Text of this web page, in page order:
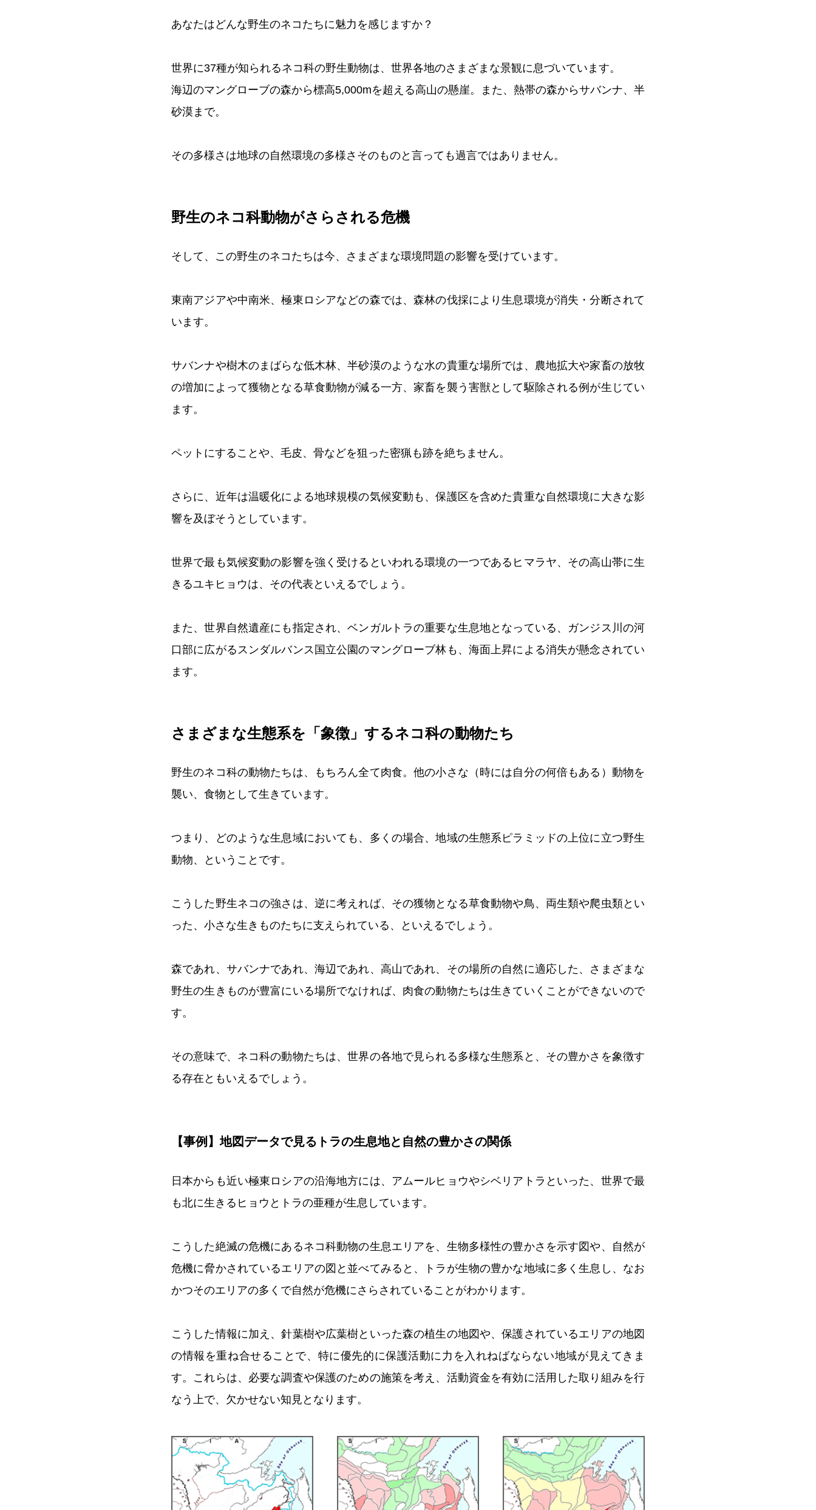
あなたはどんな野生のネコたちに魅力を感じますか？
世界に37種が知られるネコ科の野生動物は、世界各地のさまざまな景観に息づいています。
海辺のマングローブの森から標高5,000mを超える高山の懸崖。また、熱帯の森からサバンナ、半
砂漠まで。
その多様さは地球の自然環境の多様さそのものと言っても過言ではありません。
野生のネコ科動物がさらされる危機
そして、この野生のネコたちは今、さまざまな環境問題の影響を受けています。
東南アジアや中南米、極東ロシアなどの森では、森林の伐採により生息環境が消失・分断されて
います。
サバンナや樹木のまばらな低木林、半砂漠のような水の貴重な場所では、農地拡大や家畜の放牧
の増加によって獲物となる草食動物が減る一方、家畜を襲う害獣として駆除される例が生じてい
ます。
ペットにすることや、毛皮、骨などを狙った密猟も跡を絶ちません。
さらに、近年は温暖化による地球規模の気候変動も、保護区を含めた貴重な自然環境に大きな影
響を及ぼそうとしています。
世界で最も気候変動の影響を強く受けるといわれる環境の一つであるヒマラヤ、その高山帯に生
きるユキヒョウは、その代表といえるでしょう。
また、世界自然遺産にも指定され、ベンガルトラの重要な生息地となっている、ガンジス川の河
口部に広がるスンダルバンス国立公園のマングローブ林も、海面上昇による消失が懸念されてい
ます。
さまざまな生態系を「象徴」するネコ科の動物たち
野生のネコ科の動物たちは、もちろん全て肉食。他の小さな（時には自分の何倍もある）動物を
襲い、食物として生きています。
つまり、どのような生息域においても、多くの場合、地域の生態系ピラミッドの上位に立つ野生
動物、ということです。
こうした野生ネコの強さは、逆に考えれば、その獲物となる草食動物や鳥、両生類や爬虫類とい
った、小さな生きものたちに支えられている、といえるでしょう。
森であれ、サバンナであれ、海辺であれ、高山であれ、その場所の自然に適応した、さまざまな
野生の生きものが豊富にいる場所でなければ、肉食の動物たちは生きていくことができないので
す。
その意味で、ネコ科の動物たちは、世界の各地で見られる多様な生態系と、その豊かさを象徴す
る存在ともいえるでしょう。
【事例】地図データで見るトラの生息地と自然の豊かさの関係
日本からも近い極東ロシアの沿海地方には、アムールヒョウやシベリアトラといった、世界で最
も北に生きるヒョウとトラの亜種が生息しています。
こうした絶滅の危機にあるネコ科動物の生息エリアを、生物多様性の豊かさを示す図や、自然が
危機に脅かされているエリアの図と並べてみると、トラが生物の豊かな地域に多く生息し、なお
かつそのエリアの多くで自然が危機にさらされていることがわかります。
こうした情報に加え、針葉樹や広葉樹といった森の植生の地図や、保護されているエリアの地図
の情報を重ね合せることで、特に優先的に保護活動に力を入れねばならない地域が見えてきま
す。これらは、必要な調査や保護のための施策を考え、活動資金を有効に活用した取り組みを行
なう上で、欠かせない知見となります。